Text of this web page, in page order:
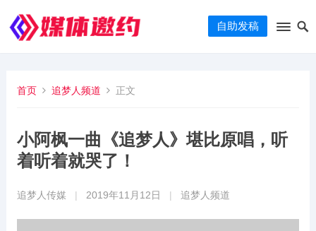
自助发稿
首页 追梦人频道 正文
小阿枫一曲《追梦人》堪比原唱，听
着听着就哭了！
追梦人传媒 2019年11月12日 追梦人频道